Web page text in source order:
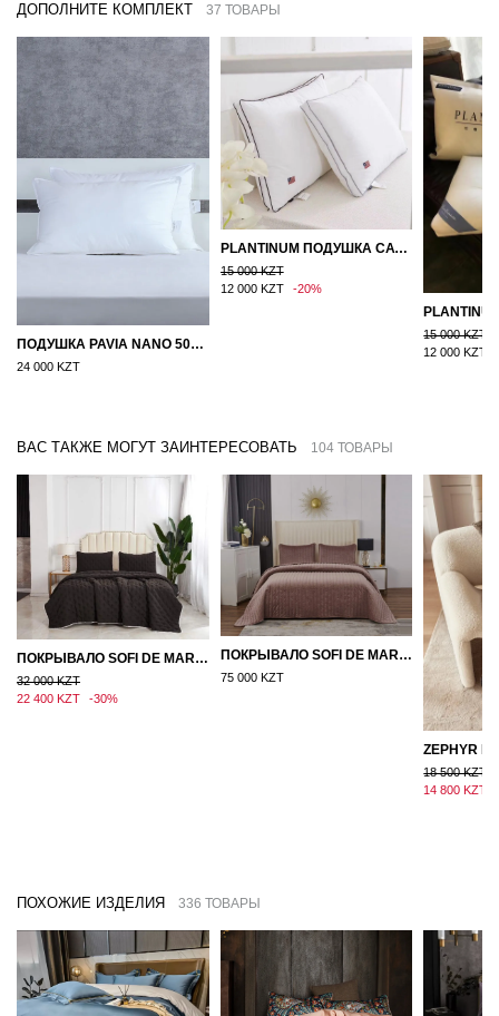
ДОПОЛНИТЕ КОМПЛЕКТ 37 ТОВАРЫ
ПОДУШКА PAVIA NANO 50X70
24 000 KZT
PLANTINUM ПОДУШКА САТИН, ШЕЛК 50Х70
15 000 KZT
12 000 KZT
-20%
15 000 KZT
12 000 KZT
ВАС ТАКЖЕ МОГУТ ЗАИНТЕРЕСОВАТЬ 104 ТОВАРЫ
ПОКРЫВАЛО SOFI DE MARKO 160×220 БРОУДИ ЧЕРНО-БЕЖЕВОЕ
32 000 KZT
22 400 KZT
-30%
ПОКРЫВАЛО SOFI DE MARKO ВЕЛЮР 240×260 ФЕРДИНАНД (МОККО)
75 000 KZT
18 500 KZT
14 800 KZT
ПОХОЖИЕ ИЗДЕЛИЯ 336 ТОВАРЫ